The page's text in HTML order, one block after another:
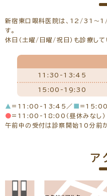
新宿東口眼科医院は、12/31～
す。
休日（土曜/日曜/祝日）も診療して
11:30-13:45
15:00-19:30
▲ =11:00-13:45／
●=11:00-18:00（昼休みなし）
午前中の受付は診察開始10分前か
ア